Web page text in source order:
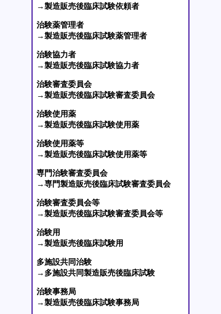
→製造販売後臨床試験依頼者
治験薬管理者
→製造販売後臨床試験薬管理者
治験協力者
→製造販売後臨床試験協力者
治験審査委員会
→製造販売後臨床試験審査委員会
治験使用薬
→製造販売後臨床試験使用薬
治験使用薬等
→製造販売後臨床試験使用薬等
専門治験審査委員会
→専門製造販売後臨床試験審査委員会
治験審査委員会等
→製造販売後臨床試験審査委員会等
治験用
→製造販売後臨床試験用
多施設共同治験
→多施設共同製造販売後臨床試験
治験事務局
→製造販売後臨床試験事務局